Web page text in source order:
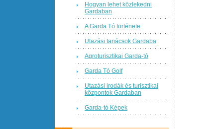
Hogyan lehet közlekedni
Gardaban
A Garda Tó története
Utazási tanácsok Gardaba
Agroturisztikai Garda-tó
Garda Tó Golf
Utazási irodák és turisztikai
központok Gardaban
Garda-tó Képek